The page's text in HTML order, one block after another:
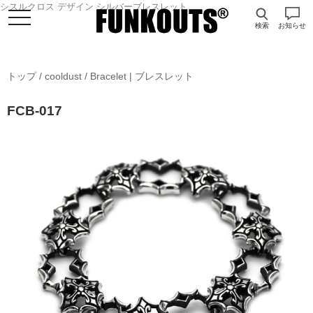
シスルクロス デザイン シルバーブレスレット
検索 お知らせ
トップ/ cooldust / Bracelet | ブレスレット
FCB-017